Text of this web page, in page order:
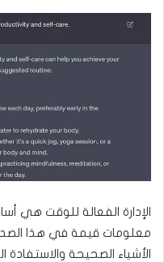
معلومات قيمة في هذا
الأشياء الصحيحة